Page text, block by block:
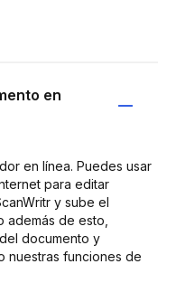
en
en línea. Puedes usar
para editar
y sube el
además de esto,
documento y
nuestras funciones de